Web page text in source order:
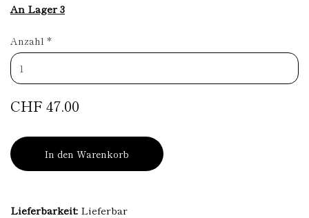
An Lager 3
Anzahl *
CHF 47.00
In den Warenkorb
Lieferbarkeit: Lieferbar